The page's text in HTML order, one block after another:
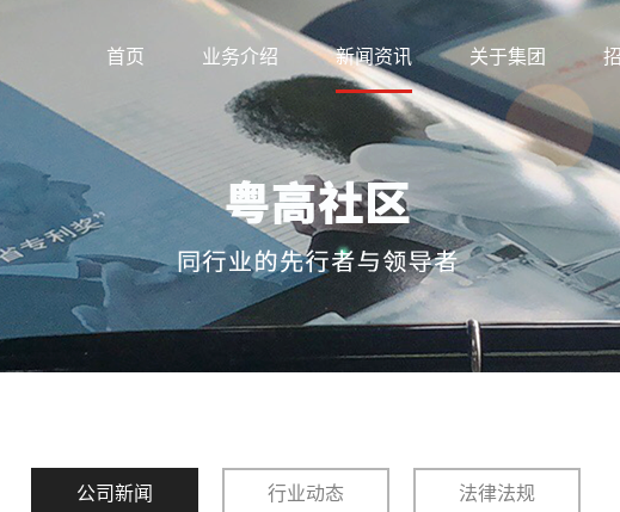
首页 业务介绍 新闻资讯 关于集团
公司新闻 行业动态 法律法规